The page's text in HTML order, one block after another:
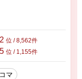
位 / 8,562件
位 / 1,155件
マ